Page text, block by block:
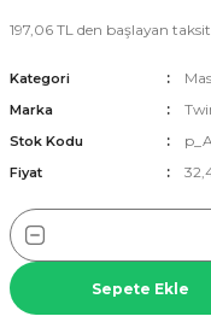
197,06 TL den başlayan
Kategori
Marka
Stok Kodu
Fiyat
Sepete Ekle